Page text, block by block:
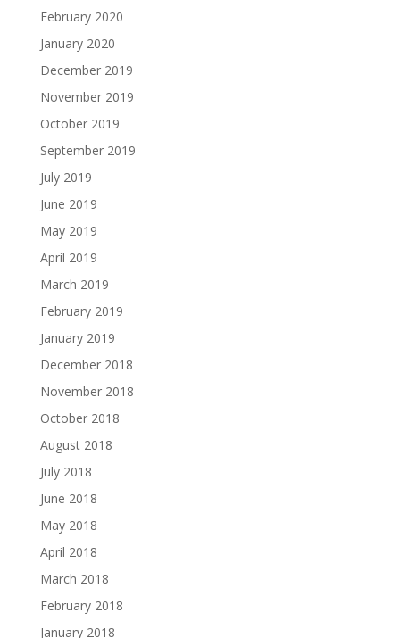
February 2020
January 2020
December 2019
November 2019
October 2019
September 2019
July 2019
June 2019
May 2019
April 2019
March 2019
February 2019
January 2019
December 2018
November 2018
October 2018
August 2018
July 2018
June 2018
May 2018
April 2018
March 2018
February 2018
January 2018